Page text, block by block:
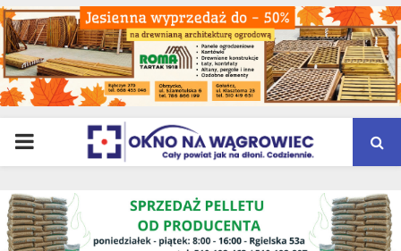
PRIMARY
MENU